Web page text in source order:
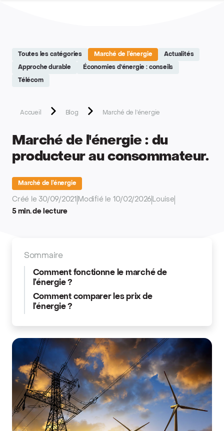
Toutes les catégories Marché de l’énergie Actualités
Approche durable Économies d'énergie : conseils
Télécom
Accueil Blog Marché de l’énergie
Marché de l'énergie : du
producteur au consommateur.
Marché de l’énergie
Créé le 30/09/2021 Modifié le 10/02/2026 Louise
5 min. de lecture
Sommaire
Comment fonctionne le marché de
l’énergie ?
Comment comparer les prix de
l’énergie ?